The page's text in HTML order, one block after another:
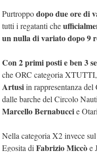
Purtroppodopo due ore di
tutti i regatanti che
un nulla di variato dopo 9
Con 2 primi posti e ben 3
che ORC categoria XTUTTI,
Artusiin rappresentanza
dalle barche del Circolo
Marcello Bernabuccie
Nella categoria X2 invece
Egosita di Fabrizio Miccòe